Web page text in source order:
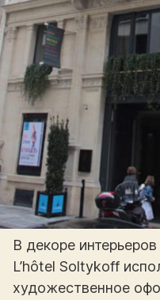
В декоре
L’hôtel Soltykoff
художественное